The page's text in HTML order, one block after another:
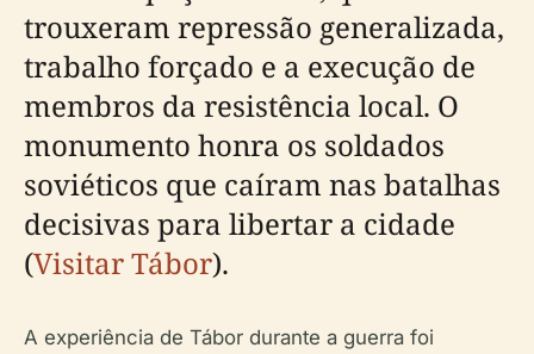
trouxeram repressão generalizada,
trabalho forçado e a execução de
membros da resistência local. O
monumento honra os soldados
soviéticos que caíram nas batalhas
decisivas para libertar a cidade
(Visitar Tábor).
A experiência de Tábor durante a guerra foi